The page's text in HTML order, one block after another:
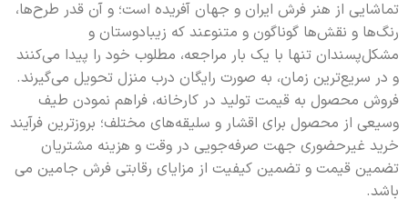
تماشایی از هنر فرش ایران و جهان آفریده است؛ و آن قدر طرح‌ها،
رنگ‌ها و نقش‌ها گونا‌گون و متنوعند که زیبادوستان و
مشکل‌پسندان تنها با یک بار مراجعه، مطلوب خود را پیدا می‌کنند
و در سریع‌ترین زمان، به صورت رایگان درب منزل تحویل می‌گیرند.
فروش محصول به قیمت تولید در کارخانه، فراهم نمودن طیف
وسیعی از محصول برای اقشار و سلیقه‌های مختلف؛ بروزترین فرآیند
خرید غیرحضوری جهت صرفه‌جویی در وقت و هزینه مشتریان
تضمین قیمت و تضمین کیفیت از مزایای رقابتی فرش جامین می
باشد.